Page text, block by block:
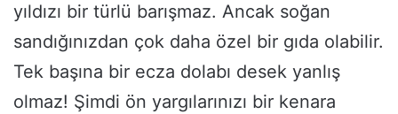
yıldızı bir türlü barışmaz. Ancak soğan
sandığınızdan çok daha özel bir gıda olabilir.
Tek başına bir ecza dolabı desek yanlış
olmaz! Şimdi ön yargılarınızı bir kenara